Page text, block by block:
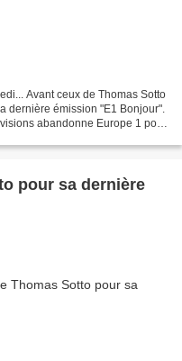
Avant ceux de Thomas Sotto
dernière émission "E1 Bonjour".
abandonne Europe 1 pour
pour sa dernière